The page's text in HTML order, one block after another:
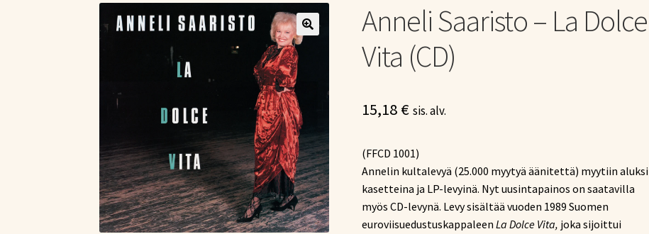
Anneli Saaristo – La Dolce
Vita (CD)
15,18 € sis. alv.
(FFCD 1001)
Annelin kultalevyä (25.000 myytyä äänitettä) myytiin aluksi
kasetteina ja LP-levyinä. Nyt uusintapainos on saatavilla
myös CD-levynä. Levy sisältää vuoden 1989 Suomen
euroviisuedustuskappaleenLa Dolce Vita, joka sijoittui